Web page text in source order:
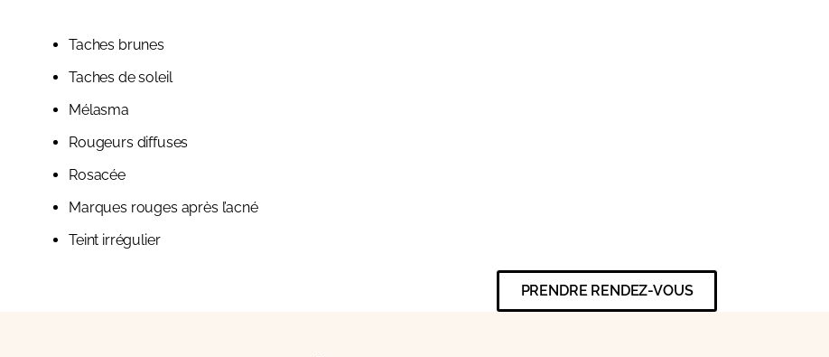
Taches brunes
Taches de soleil
Mélasma
Rougeurs diffuses
Rosacée
Marques rouges après l’acné
Teint irrégulier
PRENDRE RENDEZ-VOUS